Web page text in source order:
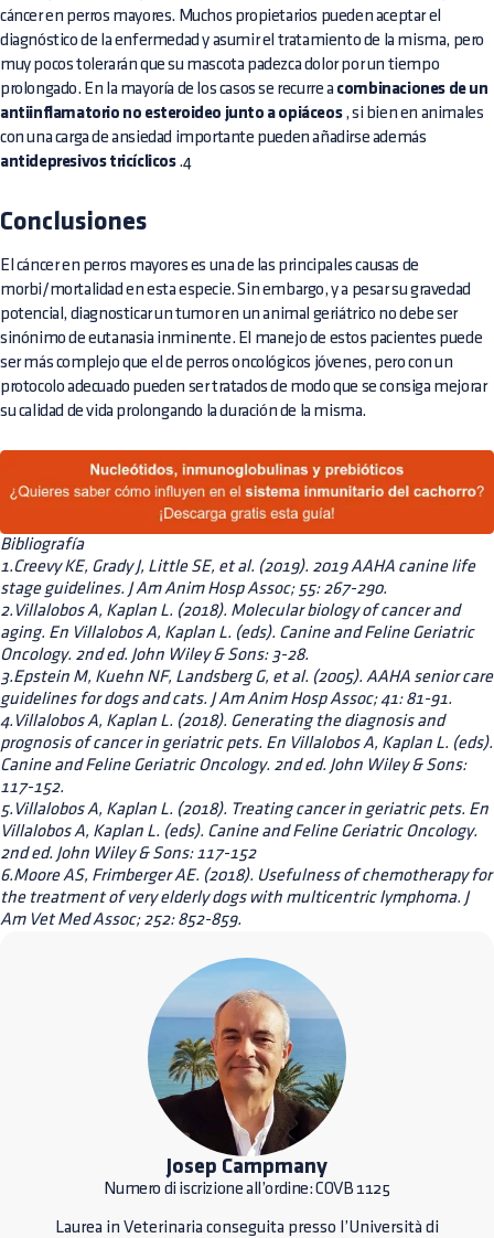
cáncer en perros mayores. Muchos propietarios pueden aceptar el
diagnóstico de la enfermedad y asumir el tratamiento de la misma, pero
muy pocos tolerarán que su mascota padezca dolor por un tiempo
prolongado. En la mayoría de los casos se recurre a combinaciones de un
antiinflamatorio no esteroideo junto a opiáceos, si bien en animales
con una carga de ansiedad importante pueden añadirse además
antidepresivos tricíclicos.4
Conclusiones
El cáncer en perros mayores es una de las principales causas de
morbi/mortalidad en esta especie. Sin embargo, y a pesar su gravedad
potencial, diagnosticar un tumor en un animal geriátrico no debe ser
sinónimo de eutanasia inminente. El manejo de estos pacientes puede
ser más complejo que el de perros oncológicos jóvenes, pero con un
protocolo adecuado pueden ser tratados de modo que se consiga mejorar
su calidad de vida prolongando la duración de la misma.
Bibliografía
1.Creevy KE, Grady J, Little SE, et al. (2019). 2019 AAHA canine life
stage guidelines. J Am Anim Hosp Assoc; 55: 267-290.
2.Villalobos A, Kaplan L. (2018). Molecular biology of cancer and
aging. En Villalobos A, Kaplan L. (eds). Canine and Feline Geriatric
Oncology. 2nd ed. John Wiley & Sons: 3-28.
3.Epstein M, Kuehn NF, Landsberg G, et al. (2005). AAHA senior care
guidelines for dogs and cats. J Am Anim Hosp Assoc; 41: 81-91.
4.Villalobos A, Kaplan L. (2018). Generating the diagnosis and
prognosis of cancer in geriatric pets. En Villalobos A, Kaplan L. (eds).
Canine and Feline Geriatric Oncology. 2nd ed. John Wiley & Sons:
117-152.
5.Villalobos A, Kaplan L. (2018). Treating cancer in geriatric pets. En
Villalobos A, Kaplan L. (eds). Canine and Feline Geriatric Oncology.
2nd ed. John Wiley & Sons: 117-152
6.Moore AS, Frimberger AE. (2018). Usefulness of chemotherapy for
the treatment of very elderly dogs with multicentric lymphoma. J
Am Vet Med Assoc; 252: 852-859.
Josep Campmany
Numero di iscrizione all’ordine: COVB 1125
Laurea in Veterinaria conseguita presso l’Università di